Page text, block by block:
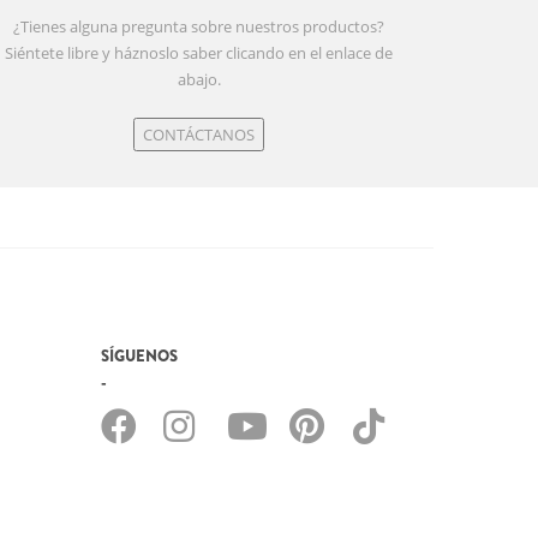
¿Tienes alguna pregunta sobre nuestros productos?
Siéntete libre y háznoslo saber clicando en el enlace de
abajo.
CONTÁCTANOS
SÍGUENOS